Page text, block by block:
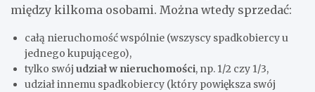
między kilkoma osobami. Można wtedy sprzedać:
całą nieruchomość wspólnie (wszyscy spadkobiercy u
jednego kupującego),
tylko swój udział w nieruchomości, np. 1/2 czy 1/3,
udział innemu spadkobiercy (który powiększa swój